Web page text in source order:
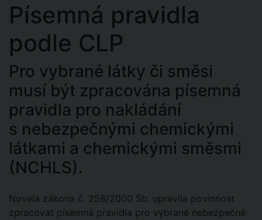
Písemná pravidla
podle CLP
Pro vybrané látky či směsi
musí být zpracována písemná
pravidla pro nakládání
s nebezpečnými chemickými
látkami a chemickými směsmi
(NCHLS).
Novela zákona č. 258/2000 Sb. upravila povinnost
zpracovat písemná pravidla pro vybrané nebezpečné